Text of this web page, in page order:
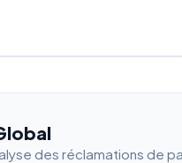
des réclamations de